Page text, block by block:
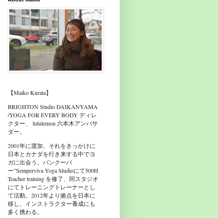
【Maiko Kurata】
BRIGHTON Studio DAIKANYAMA
/YOGA FOR EVERY BODY ディレ
クター、 lululemon 六本木アンバサ
ダー。
2001年に渡加、それをきっかけに
日本とカナダを行き来する中でヨ
ガに出会う。バンクーバ
ー”Semperviva Yoga Studioにて500H
Teacher training を修了、同スタジオ
にてトレーニングトレーナーとし
て活動。2012年より拠点を日本に
移し、インストラクター養成にも
多く携わる。